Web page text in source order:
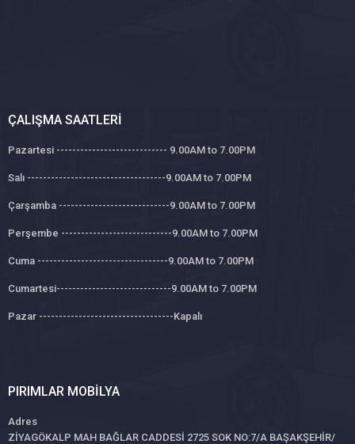
ÇALIŞMA SAATLERI
Pazartesi ---------------------------- 9.00AM to 7.00PM
Salı -----------------------------------9.00AM to 7.00PM
Çarşamba ----------------------------9.00AM to 7.00PM
Perşembe ----------------------------9.00AM to 7.00PM
Cuma ---------------------------------9.00AM to 7.00PM
Cumartesi-----------------------------9.00AM to 7.00PM
Pazar ----------------------------------Kapalı
PIRIMLAR MOBILYA
Adres
ZİYAGÖKALP MAH BAĞLAR CADDESİ 2725 SOK NO:7/A BAŞAKŞEHİR/